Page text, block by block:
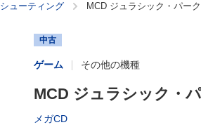
シューティング MCD ジュラシック・パーク
中古
ゲーム その他の機種
MCD ジュラシック・
メガCD